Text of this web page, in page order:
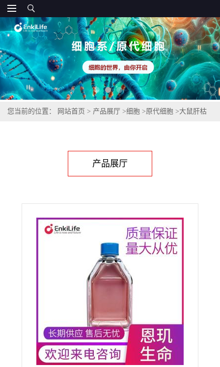
您当前的位置： 网站首页 > 产品展厅 >细胞 >原代细胞 >大鼠肝枯
产品展厅